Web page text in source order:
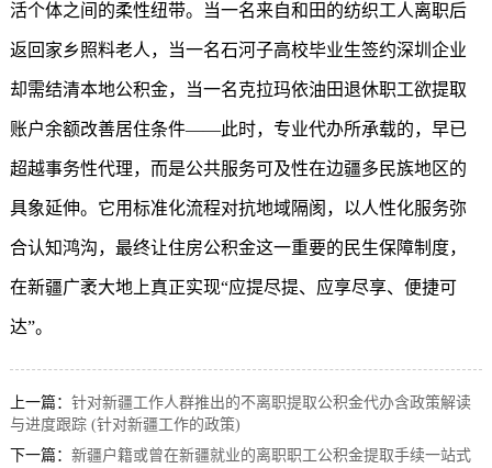
活个体之间的柔性纽带。当一名来自和田的纺织工人离职后
返回家乡照料老人，当一名石河子高校毕业生签约深圳企业
却需结清本地公积金，当一名克拉玛依油田退休职工欲提取
账户余额改善居住条件——此时，专业代办所承载的，早已
超越事务性代理，而是公共服务可及性在边疆多民族地区的
具象延伸。它用标准化流程对抗地域隔阂，以人性化服务弥
合认知鸿沟，最终让住房公积金这一重要的民生保障制度，
在新疆广袤大地上真正实现“应提尽提、应享尽享、便捷可
达”。
上一篇： 针对新疆工作人群推出的不离职提取公积金代办含政策解读
与进度跟踪 (针对新疆工作的政策)
下一篇： 新疆户籍或曾在新疆就业的离职职工公积金提取手续一站式